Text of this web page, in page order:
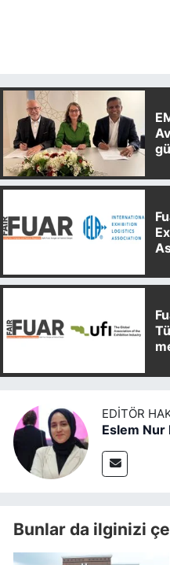
EDITÖR
Eslem Nur
Bunlar da ilginizi